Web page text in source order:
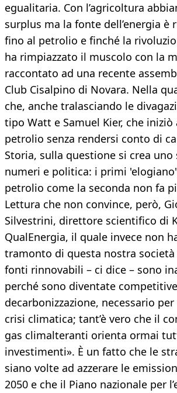
egualitaria. Con l’agricoltura
surplus ma la fonte dell’energia è
fino al petrolio e finché la
ha rimpiazzato il muscolo con la
raccontato ad una recente
Club Cisalpino di Novara. Nella
che, anche tralasciando le
tipo Watt e Samuel Kier, che
petrolio senza rendersi conto di
Storia, sulla questione si crea
numeri e politica: i primi
petrolio come la seconda non fa
Lettura che non convince, però,
Silvestrini, direttore scientifico di
QualEnergia, il quale invece non
tramonto di questa nostra
fonti rinnovabili – ci dice – sono
perché sono diventate
decarbonizzazione, necessario
crisi climatica; tant’è vero che il
gas climalteranti orienta ormai
investimenti». È un fatto che le
siano volte ad azzerare le
2050 e che il Piano nazionale per